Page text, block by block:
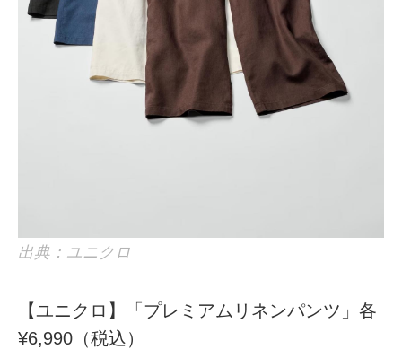
出典：ユニクロ
【ユニクロ】「プレミアムリネンパンツ」各
¥6,990（税込）